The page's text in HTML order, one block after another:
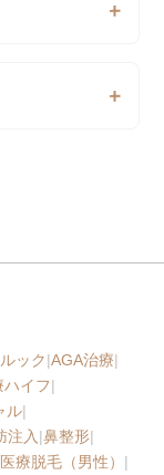
ック|AGA治療|
ハイフ|
ル|
注入|鼻整形|
医療脱毛（男性） |